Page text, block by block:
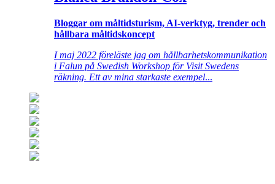
Bloggar om måltidsturism, AI-verktyg, trender och
hållbara måltidskoncept
I maj 2022 föreläste jag om hållbarhetskommunikation
i Falun på Swedish Workshop för Visit Swedens
räkning. Ett av mina starkaste exempel...